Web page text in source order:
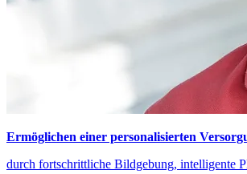
Ermöglichen einer personalisierten
durch fortschrittliche Bildgebung, intelligente